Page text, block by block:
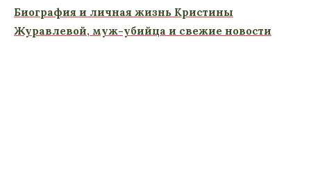
Биография и личная жизнь Кристины
Журавлевой, муж-убийца и свежие новости